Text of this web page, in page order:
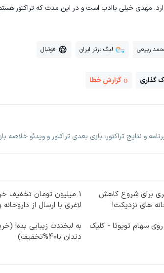
مهدی خیلی باادب است و در این مدت که تراکتور
ربیعی لیگ برتر ایران فوتبال
گذاری گزارش خطا
و نتایج تراکتور، بازی بعدی تراکتور و ویدئو خلاصه
برای شروع کاهش
های نزدیکت!
1 میلیون تومان تخفیف
لاغری با ارسال از
سهام تویوتا - کلیک
به لبخندت زیبایی بده!
دندان با40%تخفیف)